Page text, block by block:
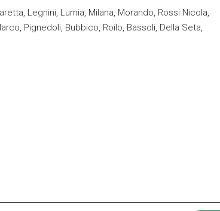
Legnini, Lumia, Milana, Morando, Rossi Nicola,
Pignedoli, Bubbico, Roilo, Bassoli, Della Seta,